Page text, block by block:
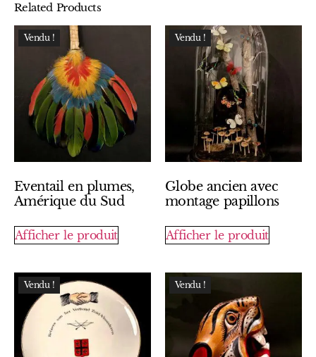
Related Products
Vendu !
Eventail en plumes,
Amérique du Sud
Afficher le produit
Vendu !
Globe ancien avec
montage papillons
Afficher le produit
Vendu ! Vendu !